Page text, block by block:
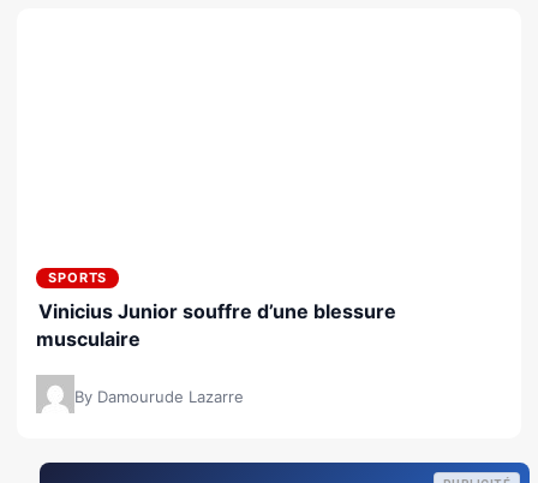
SPORTS
Vinicius Junior souffre d’une blessure
musculaire
By Damourude Lazarre